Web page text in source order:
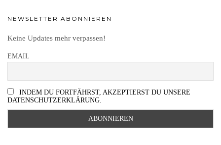
NEWSLETTER ABONNIEREN
Keine Updates mehr verpassen!
EMAIL
INDEM DU FORTFÄHRST, AKZEPTIERST DU UNSERE
DATENSCHUTZERKLÄRUNG.